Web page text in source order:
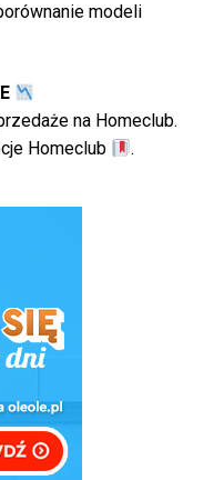
modeli
na Homeclub.
Homeclub .